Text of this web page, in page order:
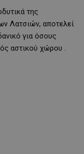
της
Λατσιών, αποτελεί
για όσους
αστικού χώρου .